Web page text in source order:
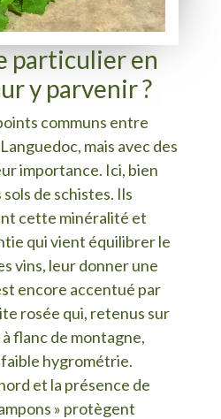
particulier en
y parvenir ?
communs entre
mais avec des
importance. Ici, bien
sols de schistes. Ils
cette minéralité et
qui vient équilibrer le
vins, leur donner une
encore accentué par
rosée qui, retenus sur
flanc de montagne,
hygrométrie.
et la présence de
» protègent